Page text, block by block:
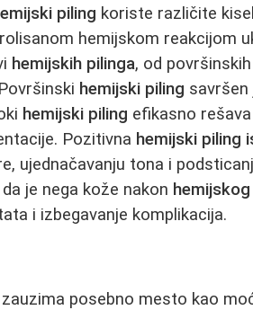
piling koriste različite
hemijskom reakcijom
hemijskih pilinga, od
hemijski piling savršen
hemijski piling efikasno
Pozitivna hemijski piling
ujednačavanju tona i
je nega kože nakon
i izbegavanje komplikacija.
zauzima posebno mesto kao